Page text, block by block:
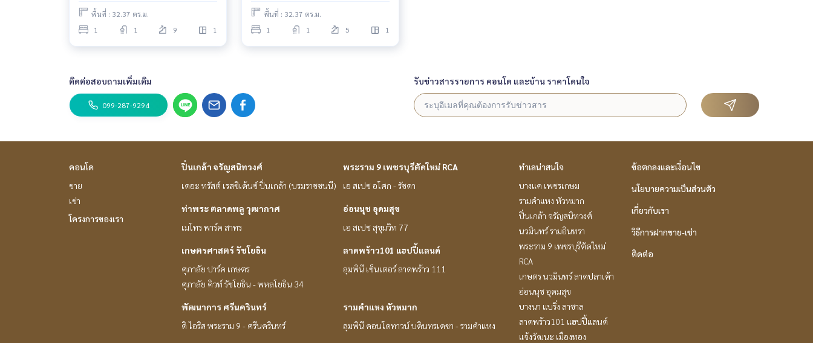
พื้นที่ : 32.37 ตร.ม.
1
1 9 1
พื้นที่ : 32.37 ตร.ม.
1
1 5 1
ติดต่อสอบถามเพิ่มเติม
099-287-9294
รับข่าวสารรายการ คอนโด และบ้าน ราคาโดนใจ
คอนโด
ขาย
เช่า
โครงการของเรา
ปิ่นเกล้า จรัญสนิทวงศ์
เดอะ ทรัสต์ เรสซิเด้นซ์ ปิ่นเกล้า (บรมราชชนนี)
พระราม 9 เพชรบุรีตัดใหม่ RCA
เอ สเปซ อโศก - รัชดา
ท่าพระ ตลาดพลู วุฒากาศ
เมโทร พาร์ค สาทร
อ่อนนุช อุดมสุข
เอ สเปซ สุขุมวิท 77
เกษตรศาสตร์ รัชโยธิน
ศุภาลัย ปาร์ค เกษตร
ศุภาลัย คิวท์ รัชโยธิน - พหลโยธิน 34
ลาดพร้าว101 แฮปปี้แลนด์
ลุมพินี เซ็นเตอร์ ลาดพร้าว 111
พัฒนาการ ศรีนครินทร์
ดิ ไอริส พระราม 9 - ศรีนครินทร์
รามคำแหง หัวหมาก
ลุมพินี คอนโดทาวน์ บดินทรเดชา - รามคำแหง
ทำเลน่าสนใจ
บางแค เพชรเกษม
รามคำแหง หัวหมาก
ปิ่นเกล้า จรัญสนิทวงศ์
นวมินทร์ รามอินทรา
พระราม 9 เพชรบุรีตัดใหม่
RCA
เกษตร นวมินทร์ ลาดปลาเค้า
อ่อนนุช อุดมสุข
บางนา แบริ่ง ลาซาล
ลาดพร้าว101 แฮปปี้แลนด์
แจ้งวัฒนะ เมืองทอง
ข้อตกลงและเงื่อนไข
นโยบายความเป็นส่วนตัว
เกี่ยวกับเรา
วิธีการฝากขาย-เช่า
ติดต่อ